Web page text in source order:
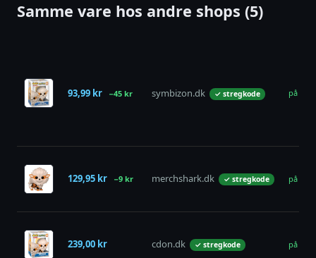
Samme vare hos andre shops (5)
93,99 kr −45 kr symbizon.dk ✓ stregkode på
129,95 kr −9 kr merchshark.dk ✓ stregkode på
239,00 kr cdon.dk ✓ stregkode på